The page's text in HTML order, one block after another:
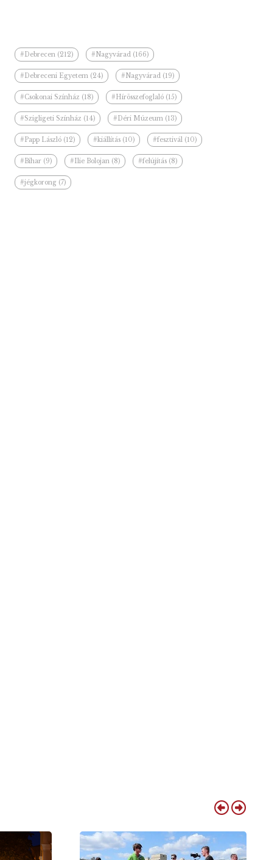
#Debrecen (212) #Nagyvárad (166)
#Debreceni Egyetem (24) #Nagyvárad (19)
#Csokonai Színház (18) #Hírösszefoglaló (15)
#Szigligeti Színház (14) #Déri Múzeum (13)
#Papp László (12) #kiállítás (10) #fesztivál (10)
#Bihar (9) #Ilie Bolojan (8) #felújítás (8)
#jégkorong (7)